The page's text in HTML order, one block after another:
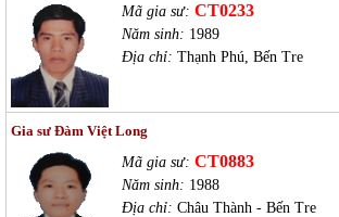
Mã gia sư: CT0233
Năm sinh: 1989
Địa chỉ: Thạnh Phú, Bến Tre
Gia sư Đàm Việt Long
Mã gia sư: CT0883
Năm sinh: 1988
Địa chỉ: Châu Thành - Bến Tre